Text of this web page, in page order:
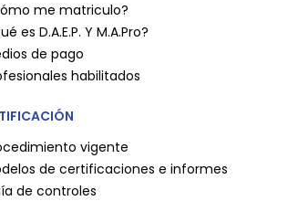
me matriculo?
es D.A.E.P. Y M.A.Pro?
de pago
habilitados
vigente
de certificaciones e informes
de controles